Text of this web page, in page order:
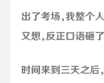
出了考场，我整个
又想，反正口语砸
时间来到三天之后